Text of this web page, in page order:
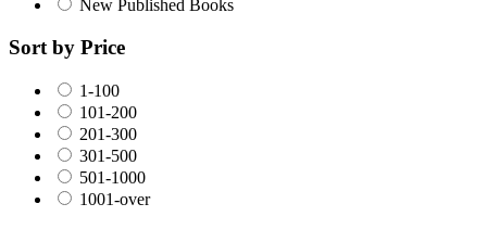
New Published Books
Sort by Price
1-100
101-200
201-300
301-500
501-1000
1001-over